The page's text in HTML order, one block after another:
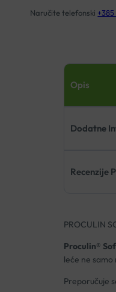
Naručite telefonski
Opis
Dodatne
Recenzije
PROCULIN
Proculin®
leće ne
Preporučuje